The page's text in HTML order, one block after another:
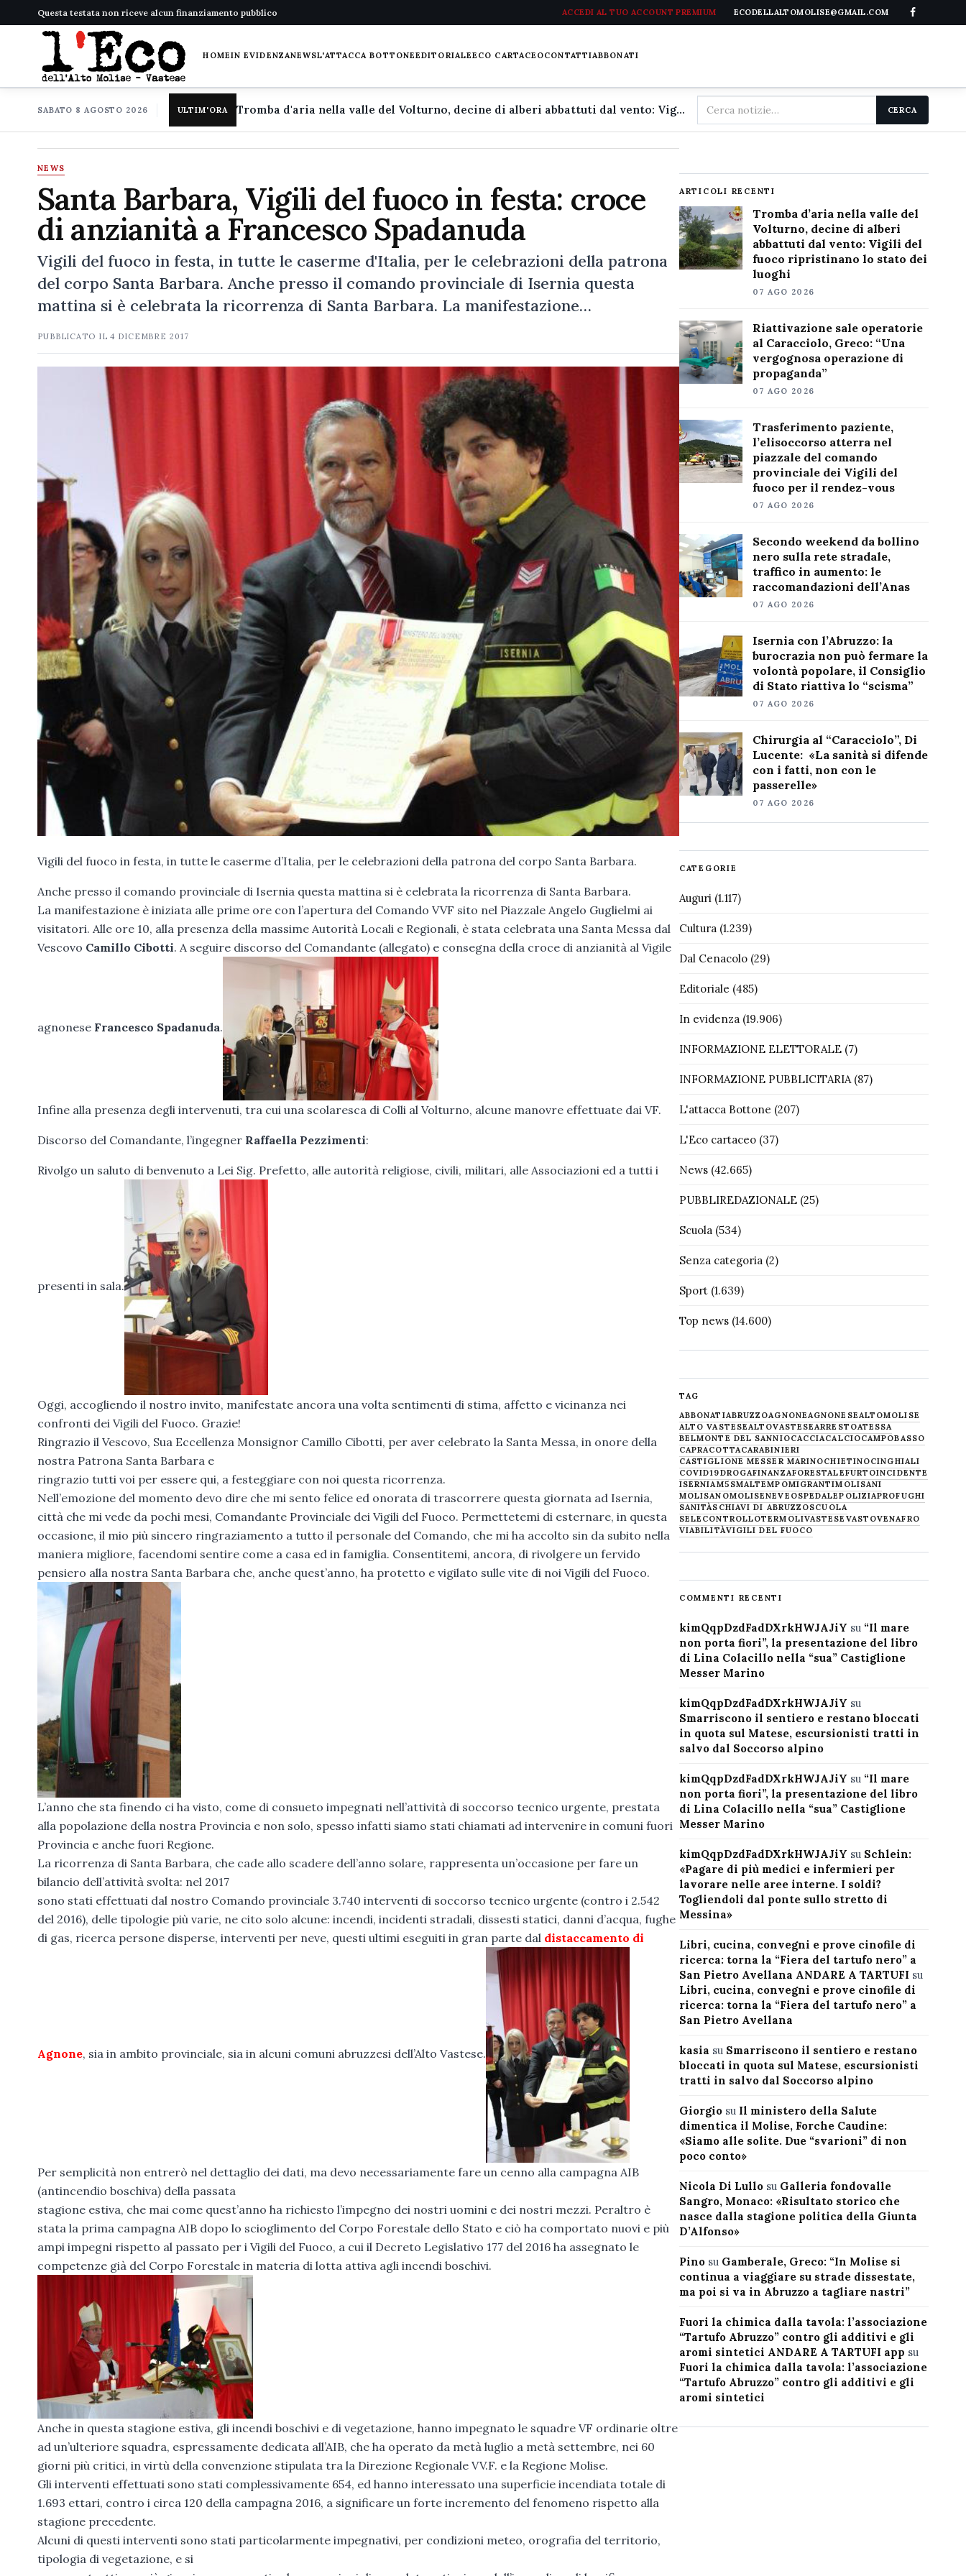
Questa testata non riceve alcun finanziamento pubblico ACCEDI AL TUO ACCOUNT PREMIUM ECODELLALTOMOLISE@GMAIL.COM
HOMEIN EVIDENZANEWSL'ATTACCA BOTTONEEDITORIALEECO CARTACEOCONTATTIABBONATI
SABATO 8 AGOSTO 2026 ULTIM'ORA Tromba d'aria nella valle del Volturno, decine di alberi abbattuti dal vento: Vigili del fuoco ripristinano lo stato dei luoghi
Cerca
nel
CERCA
NEWS
Santa Barbara, Vigili del fuoco in festa: croce
di anzianità a Francesco Spadanuda
Vigili del fuoco in festa, in tutte le caserme d'Italia, per le celebrazioni della patrona
del corpo Santa Barbara. Anche presso il comando provinciale di Isernia questa
mattina si è celebrata la ricorrenza di Santa Barbara. La manifestazione…
PUBBLICATO IL4 DICEMBRE 2017
Vigili del fuoco in festa, in tutte le caserme d’Italia, per le celebrazioni della patrona del corpo Santa Barbara.
Anche presso il comando provinciale di Isernia questa mattina si è celebrata la ricorrenza di Santa Barbara.
La manifestazione è iniziata alle prime ore con l’apertura del Comando VVF sito nel Piazzale Angelo Guglielmi ai
visitatori. Alle ore 10, alla presenza della massime Autorità Locali e Regionali, è stata celebrata una Santa Messa dal
Vescovo Camillo Cibotti. A seguire discorso del Comandante (allegato) e consegna della croce di anzianità al Vigile
agnonese Francesco Spadanuda.
Infine alla presenza degli intervenuti, tra cui una scolaresca di Colli al Volturno, alcune manovre effettuate dai VF.
Discorso del Comandante, l’ingegner Raffaella Pezzimenti:
Rivolgo un saluto di benvenuto a Lei Sig. Prefetto, alle autorità religiose, civili, militari, alle Associazioni ed a tutti i
presenti in sala.
Oggi, accogliendo il nostro invito, manifestate ancora una volta sentimenti di stima, affetto e vicinanza nei
confronti dei Vigili del Fuoco. Grazie!
Ringrazio il Vescovo, Sua Eccellenza Monsignor Camillo Cibotti, per aver celebrato la Santa Messa, in onore della
nostra Patrona Santa Barbara e
ringrazio tutti voi per essere qui, a festeggiare con noi questa ricorrenza.
Nell’emozione del momento devo dire che mi sento felice ed onorata di trascorrere questa giornata ad Isernia,
città che mi vede da pochi mesi, Comandante Provinciale dei Vigili del Fuoco. Permettetemi di esternare, in questa
occasione, il mio più sincero ringraziamento a tutto il personale del Comando, che mi ha accolto sin da subito nella
maniera migliore, facendomi sentire come a casa ed in famiglia. Consentitemi, ancora, di rivolgere un fervido
pensiero alla nostra Santa Barbara che, anche quest’anno, ha protetto e vigilato sulle vite di noi Vigili del Fuoco.
L’anno che sta finendo ci ha visto, come di consueto impegnati nell’attività di soccorso tecnico urgente, prestata
alla popolazione della nostra Provincia e non solo, spesso infatti siamo stati chiamati ad intervenire in comuni fuori
Provincia e anche fuori Regione.
La ricorrenza di Santa Barbara, che cade allo scadere dell’anno solare, rappresenta un’occasione per fare un
bilancio dell’attività svolta: nel 2017
sono stati effettuati dal nostro Comando provinciale 3.740 interventi di soccorso tecnico urgente (contro i 2.542
del 2016), delle tipologie più varie, ne cito solo alcune: incendi, incidenti stradali, dissesti statici, danni d’acqua, fughe
di gas, ricerca persone disperse, interventi per neve, questi ultimi eseguiti in gran parte dal distaccamento di
Agnone, sia in ambito provinciale, sia in alcuni comuni abruzzesi dell’Alto Vastese.
Per semplicità non entrerò nel dettaglio dei dati, ma devo necessariamente fare un cenno alla campagna AIB
(antincendio boschiva) della passata
stagione estiva, che mai come quest’anno ha richiesto l’impegno dei nostri uomini e dei nostri mezzi. Peraltro è
stata la prima campagna AIB dopo lo scioglimento del Corpo Forestale dello Stato e ciò ha comportato nuovi e più
ampi impegni rispetto al passato per i Vigili del Fuoco, a cui il Decreto Legislativo 177 del 2016 ha assegnato le
competenze già del Corpo Forestale in materia di lotta attiva agli incendi boschivi.
Anche in questa stagione estiva, gli incendi boschivi e di vegetazione, hanno impegnato le squadre VF ordinarie oltre
ad un’ulteriore squadra, espressamente dedicata all’AIB, che ha operato da metà luglio a metà settembre, nei 60
giorni più critici, in virtù della convenzione stipulata tra la Direzione Regionale VV.F. e la Regione Molise.
Gli interventi effettuati sono stati complessivamente 654, ed hanno interessato una superficie incendiata totale di
1.693 ettari, contro i circa 120 della campagna 2016, a significare un forte incremento del fenomeno rispetto alla
stagione precedente.
Alcuni di questi interventi sono stati particolarmente impegnativi, per condizioni meteo, orografia del territorio,
tipologia di vegetazione, e si
ARTICOLI RECENTI
Tromba d’aria nella valle del
Volturno, decine di alberi
abbattuti dal vento: Vigili del
fuoco ripristinano lo stato dei
luoghi
07 AGO 2026
Riattivazione sale operatorie
al Caracciolo, Greco: “Una
vergognosa operazione di
propaganda”
07 AGO 2026
Trasferimento paziente,
l’elisoccorso atterra nel
piazzale del comando
provinciale dei Vigili del
fuoco per il rendez-vous
07 AGO 2026
Secondo weekend da bollino
nero sulla rete stradale,
traffico in aumento: le
raccomandazioni dell’Anas
07 AGO 2026
Isernia con l’Abruzzo: la
burocrazia non può fermare la
volontà popolare, il Consiglio
di Stato riattiva lo “scisma”
07 AGO 2026
Chirurgia al “Caracciolo”, Di
Lucente: «La sanità si difende
con i fatti, non con le
passerelle»
07 AGO 2026
CATEGORIE
Auguri(1.117)
Cultura(1.239)
Dal Cenacolo(29)
Editoriale (485)
In evidenza(19.906)
INFORMAZIONE ELETTORALE(7)
INFORMAZIONE PUBBLICITARIA(87)
L'attacca Bottone (207)
L'Eco cartaceo(37)
News(42.665)
PUBBLIREDAZIONALE(25)
Scuola(534)
Senza categoria(2)
Sport(1.639)
Top news(14.600)
TAG
ABBONATIABRUZZOAGNONEAGNONESEALTOMOLISE
ALTO VASTESEALTOVASTESEARRESTOATESSA
BELMONTE DEL SANNIOCACCIACALCIOCAMPOBASSO
CAPRACOTTACARABINIERI
CASTIGLIONE MESSER MARINOCHIETINOCINGHIALI
COVID19DROGAFINANZAFORESTALEFURTOINCIDENTE
ISERNIAM5SMALTEMPOMIGRANTIMOLISANI
MOLISANOMOLISENEVE OSPEDALEPOLIZIAPROFUGHI
SANITÀSCHIAVI DI ABRUZZOSCUOLA
SELECONTROLLOTERMOLIVASTESE VASTOVENAFRO
VIABILITÀVIGILI DEL FUOCO
COMMENTI RECENTI
kimQqpDzdFadDXrkHWJAJiY su “Il mare
non porta fiori”, la presentazione del libro
di Lina Colacillo nella “sua” Castiglione
Messer Marino
kimQqpDzdFadDXrkHWJAJiY su
Smarriscono il sentiero e restano bloccati
in quota sul Matese, escursionisti tratti in
salvo dal Soccorso alpino
kimQqpDzdFadDXrkHWJAJiY su “Il mare
non porta fiori”, la presentazione del libro
di Lina Colacillo nella “sua” Castiglione
Messer Marino
kimQqpDzdFadDXrkHWJAJiY su Schlein:
«Pagare di più medici e infermieri per
lavorare nelle aree interne. I soldi?
Togliendoli dal ponte sullo stretto di
Messina»
Libri, cucina, convegni e prove cinofile di
ricerca: torna la “Fiera del tartufo nero” a
San Pietro Avellana ANDARE A TARTUFI su
Libri, cucina, convegni e prove cinofile di
ricerca: torna la “Fiera del tartufo nero” a
San Pietro Avellana
kasia su Smarriscono il sentiero e restano
bloccati in quota sul Matese, escursionisti
tratti in salvo dal Soccorso alpino
Giorgiosu Il ministero della Salute
dimentica il Molise, Forche Caudine:
«Siamo alle solite. Due “svarioni” di non
poco conto»
Nicola Di Lullosu Galleria fondovalle
Sangro, Monaco: «Risultato storico che
nasce dalla stagione politica della Giunta
D’Alfonso»
Pinosu Gamberale, Greco: “In Molise si
continua a viaggiare su strade dissestate,
ma poi si va in Abruzzo a tagliare nastri”
Fuori la chimica dalla tavola: l’associazione
“Tartufo Abruzzo” contro gli additivi e gli
aromi sintetici ANDARE A TARTUFI app su
Fuori la chimica dalla tavola: l’associazione
“Tartufo Abruzzo” contro gli additivi e gli
aromi sintetici